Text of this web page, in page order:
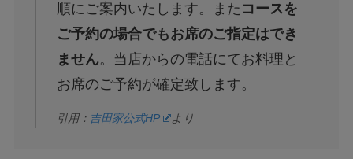
順にご案内いたします。また コースを
ご予約の場合でもお席のご指定はでき
ません。当店からの電話にてお料理と
お席のご予約が確定致します。
引用： 吉田家公式HP より